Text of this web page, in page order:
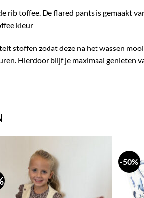
rib toffee. De flared pants is gemaakt
kleur
stoffen zodat deze na het wassen
Hierdoor blijf je maximaal genieten
-50%